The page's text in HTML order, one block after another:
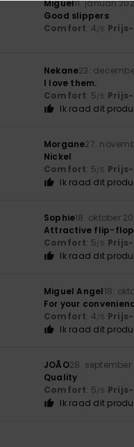
Miguel11. januari
Good slippers
Comfort: 4/5
Nekane23.
I love them.
Comfort: 5/5
Ik raad dit
Morgane27.
Nickel
Comfort: 5/5
Ik raad dit
Sophie18. oktober
Attractive flip-
Comfort: 5/5
Ik raad dit
Miguel Angel18.
For your
Comfort: 4/5
Ik raad dit
JOÃO28. september
Quality
Comfort: 5/5
Ik raad dit